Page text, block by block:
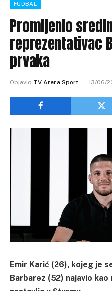
FUDBAL
Promijenio
reprezentativac
prvaka
Objavio TV Arena Sport 13/06/
Emir Karić (26), kojeg je
Barbarez (52) najavio kao